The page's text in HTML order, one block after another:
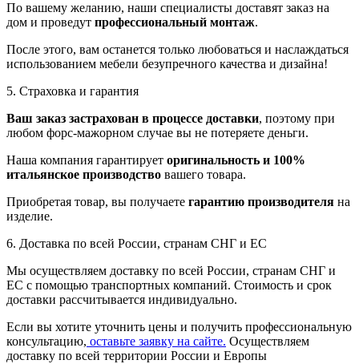
По вашему желанию, наши специалисты доставят заказ на
дом и проведут профессиональный монтаж.
После этого, вам останется только любоваться и наслаждаться
использованием мебели безупречного качества и дизайна!
5. Страховка и гарантия
Ваш заказ застрахован в процессе доставки, поэтому при
любом форс-мажорном случае вы не потеряете деньги.
Наша компания гарантирует оригинальность и 100%
итальянское производство вашего товара.
Приобретая товар, вы получаете гарантию производителя на
изделие.
6. Доставка по всей России, странам СНГ и ЕС
Мы осуществляем доставку по всей России, странам СНГ и
ЕС с помощью транспортных компаний. Стоимость и срок
доставки рассчитывается индивидуально.
Если вы хотите уточнить цены и получить профессиональную
консультацию, оставьте заявку на сайте. Осуществляем
доставку по всей территории России и Европы